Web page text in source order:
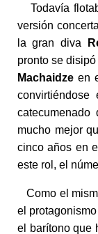
Todavía
versión
la gran diva
pronto se
Machaidze en
mucho mejor
cinco años en
este rol, el
Como el
el
el barítono que